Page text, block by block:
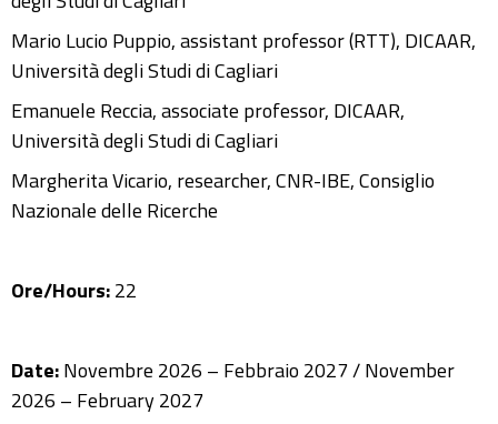
Mario Lucio Puppio, assistant professor (RTT), DICAAR,
Università degli Studi di Cagliari
Emanuele Reccia, associate professor, DICAAR,
Università degli Studi di Cagliari
Margherita Vicario, researcher, CNR-IBE, Consiglio
Nazionale delle Ricerche
Ore/Hours:22
Date:Novembre 2026 – Febbraio 2027 / November
2026 – February 2027